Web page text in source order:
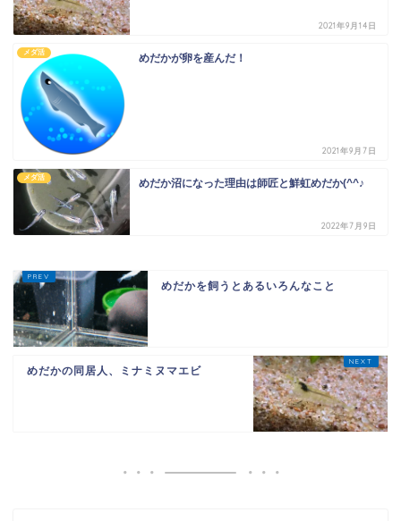
2021年9月14日
メダ活 めだかが卵を産んだ！
2021年9月7日
メダ活 めだか沼になった理由は師匠と鮮虹めだか(^^♪
2022年7月9日
めだかを飼うとあるいろんなこと
めだかの同居人、ミナミヌマエビ